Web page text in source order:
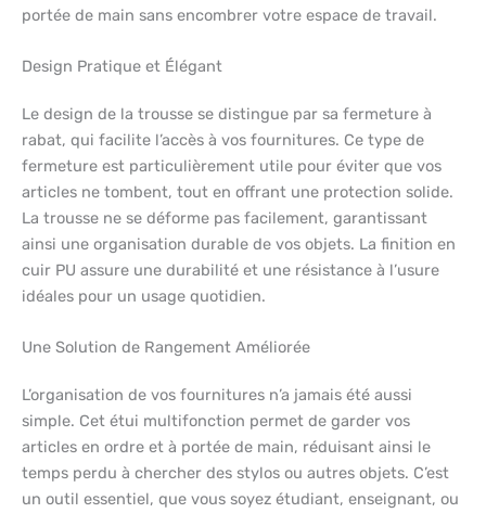
portée de main sans encombrer votre espace de travail.
Design Pratique et Élégant
Le design de la trousse se distingue par sa fermeture à
rabat, qui facilite l’accès à vos fournitures. Ce type de
fermeture est particulièrement utile pour éviter que vos
articles ne tombent, tout en offrant une protection solide.
La trousse ne se déforme pas facilement, garantissant
ainsi une organisation durable de vos objets. La finition en
cuir PU assure une durabilité et une résistance à l’usure
idéales pour un usage quotidien.
Une Solution de Rangement Améliorée
L’organisation de vos fournitures n’a jamais été aussi
simple. Cet étui multifonction permet de garder vos
articles en ordre et à portée de main, réduisant ainsi le
temps perdu à chercher des stylos ou autres objets. C’est
un outil essentiel, que vous soyez étudiant, enseignant, ou